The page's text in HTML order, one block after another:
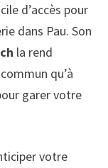
d’accès pour
dans Pau. Son
la rend
qu’à
garer votre
votre